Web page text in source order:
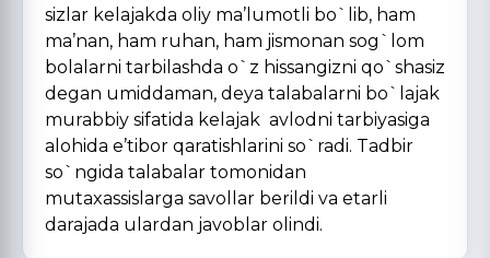
sizlar kelajakda oliy ma’lumotli bo`lib, ham
ma’nan, ham ruhan, ham jismonan sog`lom
bolalarni tarbilashda o`z hissangizni qo`shasiz
degan umiddaman, deya talabalarni bo`lajak
murabbiy sifatida kelajak avlodni tarbiyasiga
alohida e’tibor qaratishlarini so`radi. Tadbir
so`ngida talabalar tomonidan
mutaxassislarga savollar berildi va etarli
darajada ulardan javoblar olindi.